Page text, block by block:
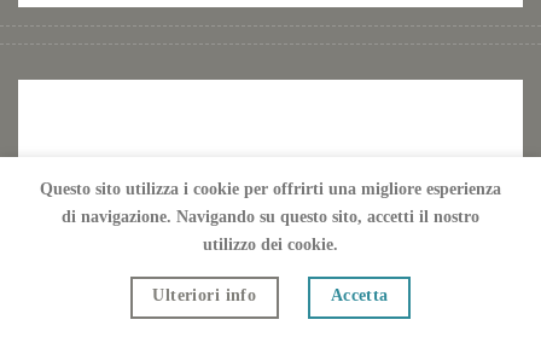
Questo sito utilizza i cookie per offrirti una migliore esperienza
di navigazione. Navigando su questo sito, accetti il ​​nostro
utilizzo dei cookie.
Ulteriori info Accetta